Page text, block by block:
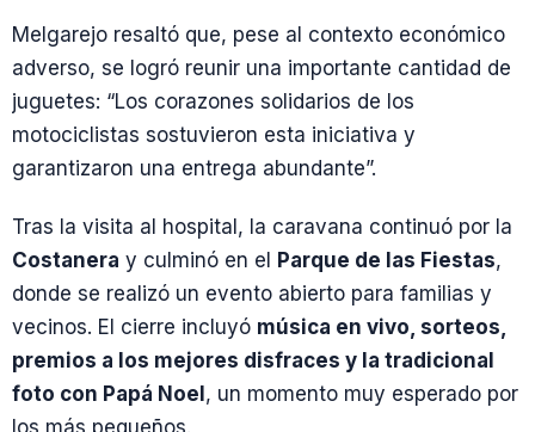
Melgarejo resaltó que, pese al contexto económico
adverso, se logró reunir una importante cantidad de
juguetes: “Los corazones solidarios de los
motociclistas sostuvieron esta iniciativa y
garantizaron una entrega abundante”.
Tras la visita al hospital, la caravana continuó por la
Costanera y culminó en el Parque de las Fiestas,
donde se realizó un evento abierto para familias y
vecinos. El cierre incluyó música en vivo, sorteos,
premios a los mejores disfraces y la tradicional
foto con Papá Noel, un momento muy esperado por
los más pequeños.